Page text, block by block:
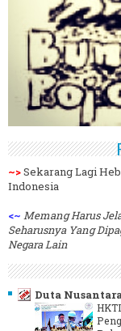
~>Sekarang Lagi
Indonesia
<~ Memang Harus
Seharusnya Yang
Negara Lain
Duta